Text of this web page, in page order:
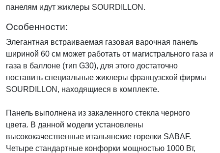
панелям идут жиклеры SOURDILLON.
Особенности:
Элегантная встраиваемая газовая варочная панель
шириной 60 см может работать от магистрального газа и
газа в баллоне (тип G30), для этого достаточно
поставить специальные жиклеры французской фирмы
SOURDILLON, находящиеся в комплекте.
Панель выполнена из закаленного стекла черного
цвета. В данной модели установлены
высококачественные итальянские горелки SABAF.
Четыре стандартные конфорки мощностью 1000 Вт,